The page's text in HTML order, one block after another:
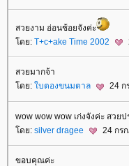
สวยงาม อ่อนช้อยจังค่ะ
ดย: T+c+ake Time 2002
สวยมากจ้า
ดย: บตองขนมตาล 24 ก
wow wow wow เก่งจังค่ะ สวย
ดย: silver dragee 24 กร
ขอบคุณค่ะ